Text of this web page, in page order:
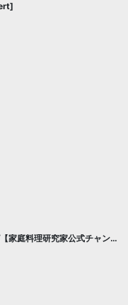
家庭料理研究家公式チャン